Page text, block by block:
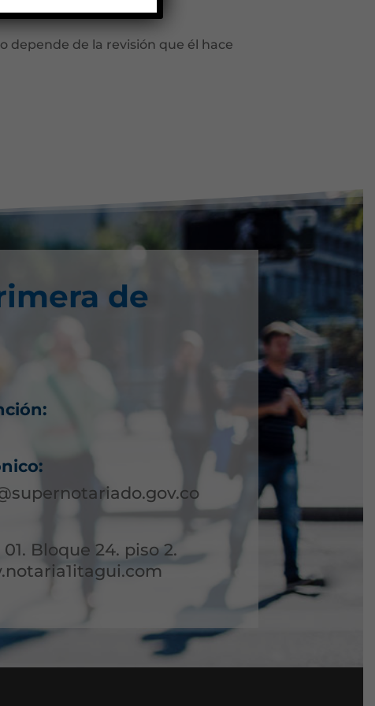
sea inválido.
depende de la revisión que él hace
de
Bloque 24. piso 2.